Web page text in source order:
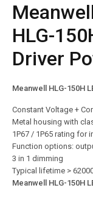
HLG-
Driver
Meanwell HLG-150H
Constant Voltage +
Metal housing with
1P67 / 1P65 rating for
Function options:
3 in 1 dimming
Typical lifetime >
Meanwell HLG-150H